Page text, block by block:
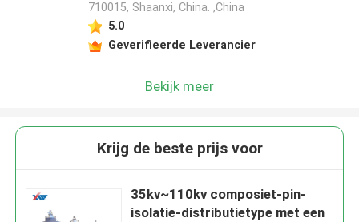
710015, Shaanxi, China. ,China
5.0
Geverifieerde Leverancier
Bekijk meer
Krijg de beste prijs voor
35kv~110kv composiet-pin-
isolatie-distributietype met een